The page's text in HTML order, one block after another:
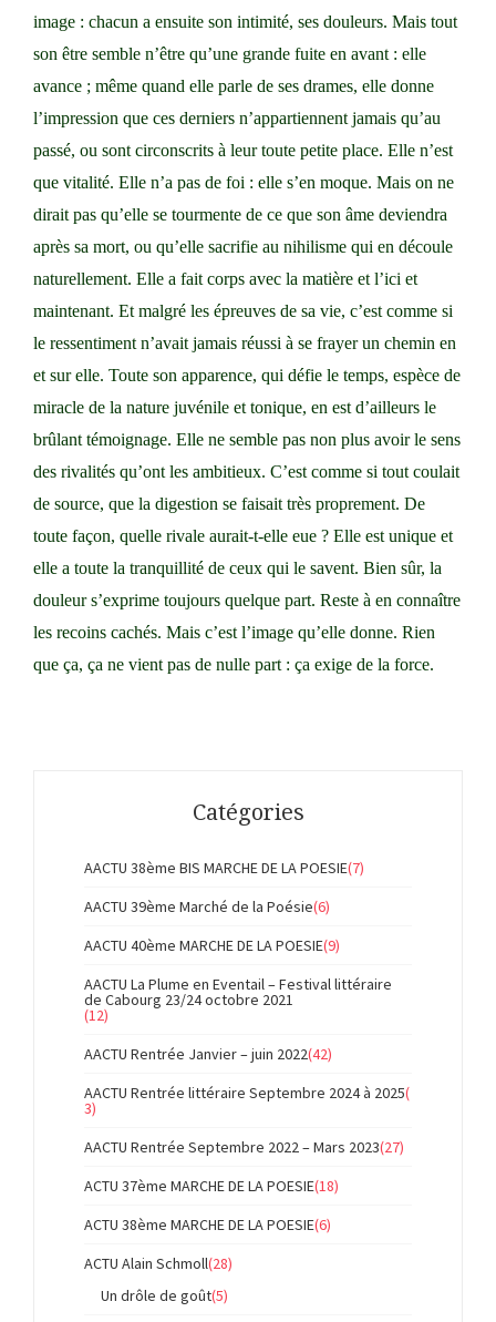
image : chacun a ensuite son intimité, ses douleurs. Mais tout
son être semble n’être qu’une grande fuite en avant : elle
avance ; même quand elle parle de ses drames, elle donne
l’impression que ces derniers n’appartiennent jamais qu’au
passé, ou sont circonscrits à leur toute petite place. Elle n’est
que vitalité. Elle n’a pas de foi : elle s’en moque. Mais on ne
dirait pas qu’elle se tourmente de ce que son âme deviendra
après sa mort, ou qu’elle sacrifie au nihilisme qui en découle
naturellement. Elle a fait corps avec la matière et l’ici et
maintenant. Et malgré les épreuves de sa vie, c’est comme si
le ressentiment n’avait jamais réussi à se frayer un chemin en
et sur elle. Toute son apparence, qui défie le temps, espèce de
miracle de la nature juvénile et tonique, en est d’ailleurs le
brûlant témoignage. Elle ne semble pas non plus avoir le sens
des rivalités qu’ont les ambitieux. C’est comme si tout coulait
de source, que la digestion se faisait très proprement. De
toute façon, quelle rivale aurait-t-elle eue ? Elle est unique et
elle a toute la tranquillité de ceux qui le savent. Bien sûr, la
douleur s’exprime toujours quelque part. Reste à en connaître
les recoins cachés. Mais c’est l’image qu’elle donne. Rien
que ça, ça ne vient pas de nulle part : ça exige de la force.
Catégories
AACTU 38ème BIS MARCHE DE LA POESIE(7)
AACTU 39ème Marché de la Poésie(6)
AACTU 40ème MARCHE DE LA POESIE(9)
AACTU La Plume en Eventail – Festival littéraire
de Cabourg 23/24 octobre 2021
(12)
AACTU Rentrée Janvier – juin 2022(42)
AACTU Rentrée littéraire Septembre 2024 à 2025(
3)
AACTU Rentrée Septembre 2022 – Mars 2023(27)
ACTU 37ème MARCHE DE LA POESIE(18)
ACTU 38ème MARCHE DE LA POESIE(6)
ACTU Alain Schmoll(28)
Un drôle de goût(5)